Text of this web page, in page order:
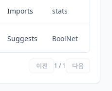
Imports stats
Suggests BoolNet
이전 1 / 1 다음